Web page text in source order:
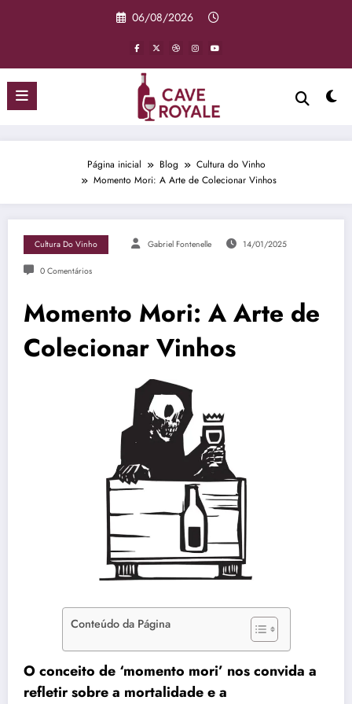
06/08/2026
Página inicial Blog
Cultura do Vinho
Momento Mori: A Arte de Colecionar Vinhos
Cultura Do Vinho Gabriel Fontenelle 14/01/2025
0 Comentários
Momento Mori: A Arte de
Colecionar Vinhos
Conteúdo da Página
O conceito de ‘momento mori’ nos convida a
refletir sobre a mortalidade e a